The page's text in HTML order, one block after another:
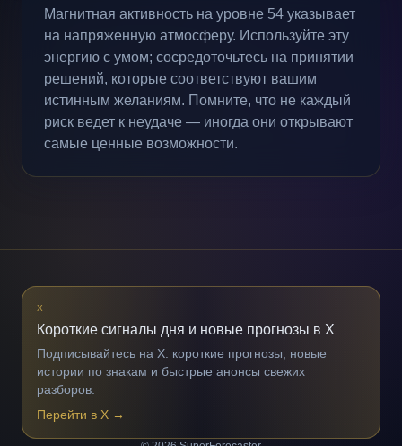
Магнитная активность на уровне 54 указывает
на напряженную атмосферу. Используйте эту
энергию с умом; сосредоточьтесь на принятии
решений, которые соответствуют вашим
истинным желаниям. Помните, что не каждый
риск ведет к неудаче — иногда они открывают
самые ценные возможности.
X
Короткие сигналы дня и новые прогнозы в X
Подписывайтесь на X: короткие прогнозы, новые
истории по знакам и быстрые анонсы свежих
разборов.
Перейти в X →